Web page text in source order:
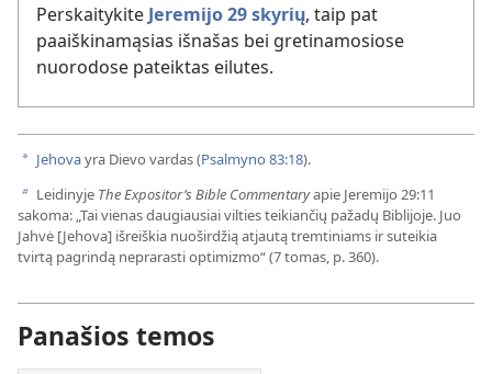
Perskaitykite Jeremijo 29 skyrių, taip pat
paaiškinamąsias išnašas bei gretinamosiose
nuorodose pateiktas eilutes.
a Jehovayra Dievo vardas (Psalmyno 83:18).
b Leidinyje The Expositor’s Bible Commentaryapie Jeremijo 29:11
sakoma: „Tai vienas daugiausiai vilties teikiančių pažadų Biblijoje. Juo
Jahvė [Jehova] išreiškia nuoširdžią atjautą tremtiniams ir suteikia
tvirtą pagrindą neprarasti optimizmo“ (7 tomas, p. 360).
Panašios temos